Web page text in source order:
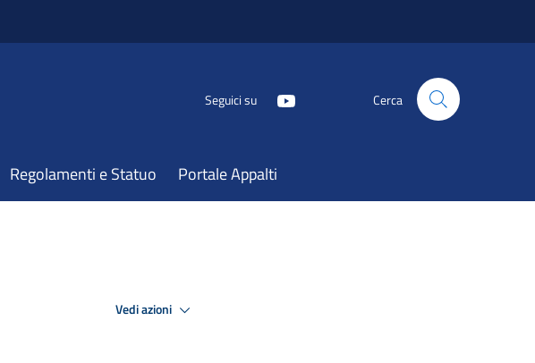
Seguici su Cerca
Regolamenti e Statuo Portale Appalti
Vedi azioni